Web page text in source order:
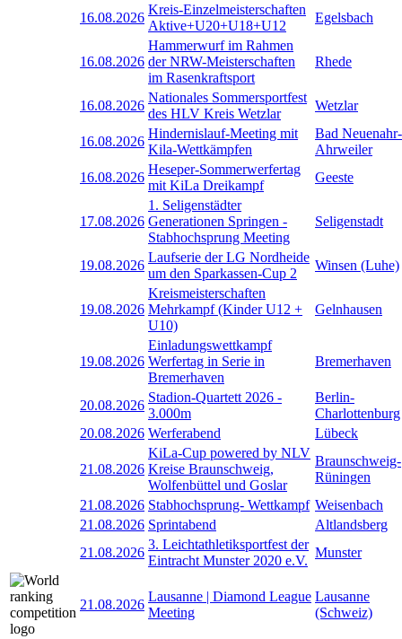
16.08.2026
Kreis-Einzelmeisterschaften
Aktive+U20+U18+U12
Egelsbach
16.08.2026
Hammerwurf im Rahmen
der NRW-Meisterschaften
im Rasenkraftsport
Rhede
16.08.2026
Nationales Sommersportfest
des HLV Kreis Wetzlar
Wetzlar
16.08.2026
Hindernislauf-Meeting mit
Kila-Wettkämpfen
Bad Neuenahr-
Ahrweiler
16.08.2026
Heseper-Sommerwerfertag
mit KiLa Dreikampf
Geeste
17.08.2026
1. Seligenstädter
Generationen Springen -
Stabhochsprung Meeting
Seligenstadt
19.08.2026
Laufserie der LG Nordheide
um den Sparkassen-Cup 2
Winsen (Luhe)
19.08.2026
Kreismeisterschaften
Mehrkampf (Kinder U12 +
U10)
Gelnhausen
19.08.2026
Einladungswettkampf
Werfertag in Serie in
Bremerhaven
Bremerhaven
20.08.2026
Stadion-Quartett 2026 -
3.000m
Berlin-
Charlottenburg
20.08.2026 Werferabend Lübeck
21.08.2026
KiLa-Cup powered by NLV
Kreise Braunschweig,
Wolfenbüttel und Goslar
Braunschweig-
Rüningen
21.08.2026 Stabhochsprung- Wettkampf Weisenbach
21.08.2026 Sprintabend
Altlandsberg
21.08.2026
3. Leichtathletiksportfest der
Eintracht Munster 2020 e.V.
Munster
21.08.2026
Lausanne | Diamond League
Meeting
Lausanne
(Schweiz)